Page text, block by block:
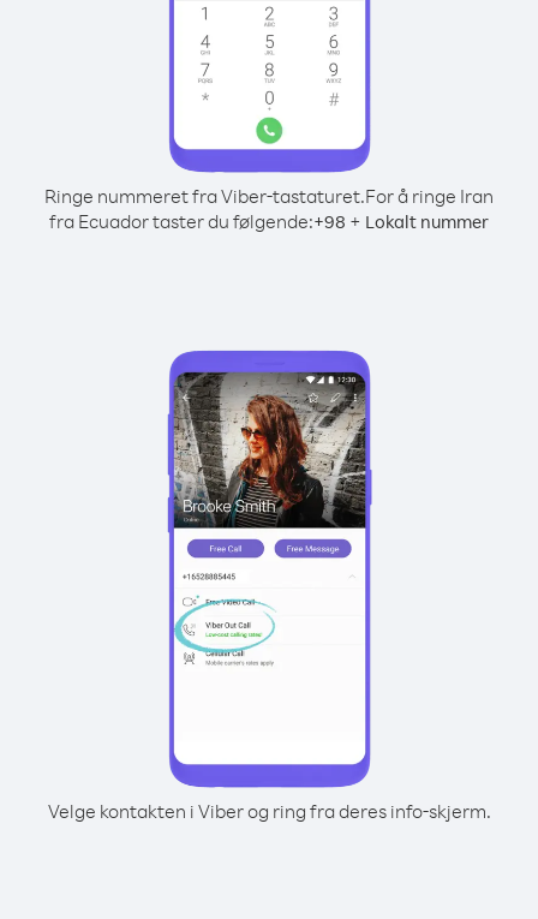
Ringe nummeret fra Viber-tastaturet.For å ringe Iran
fra Ecuador taster du følgende:+98 + Lokalt nummer
Velge kontakten i Viber og ring fra deres info-skjerm.